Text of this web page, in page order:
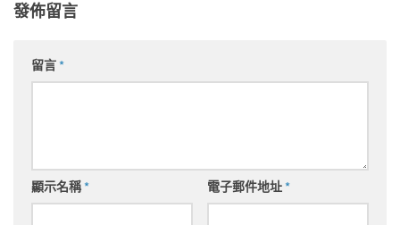
發佈留言
留言*
顯示名稱* 電子郵件地址*